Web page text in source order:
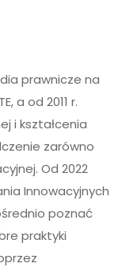
prawnicze na
a od 2011 r.
i kształcenia
zarówno
Od 2022
Innowacyjnych
poznać
praktyki